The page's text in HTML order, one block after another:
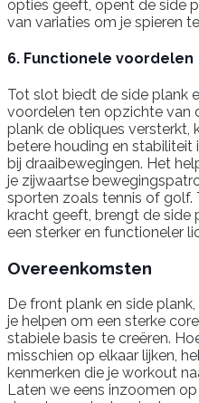
opties geeft, opent de side
van variaties om je spieren
6. Functionele voordelen
Tot slot biedt de side plank
voordelen ten opzichte van
plank de obliques versterkt,
betere houding en stabiliteit
bij draaibewegingen. Het
je zijwaartse
sporten zoals tennis of golf.
kracht geeft, brengt de side
een sterker en functioneler
Overeenkomsten
De front plank en side
je helpen om een sterke
stabiele basis te creëren.
misschien op elkaar lijken,
kenmerken die je workout
Laten we eens inzoomen